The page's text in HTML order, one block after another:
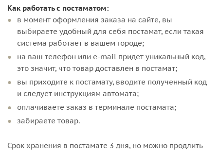
Как работать с постаматом:
в момент оформления заказа на сайте, вы
выбираете удобный для себя постамат, если такая
система работает в вашем городе;
на ваш телефон или e-mail придет уникальный код,
это значит, что товар доставлен в постамат;
вы приходите к постамату, вводите полученный код
и следует инструкциям автомата;
оплачиваете заказ в терминале постамата;
забираете товар.
Срок хранения в постамате 3 дня, но можно продлить